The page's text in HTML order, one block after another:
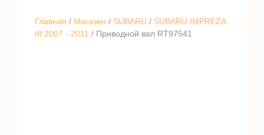
Главная / Магазин / SUBARU / SUBARU IMPREZA
III 2007 - 2011 / Приводной вал RT97541